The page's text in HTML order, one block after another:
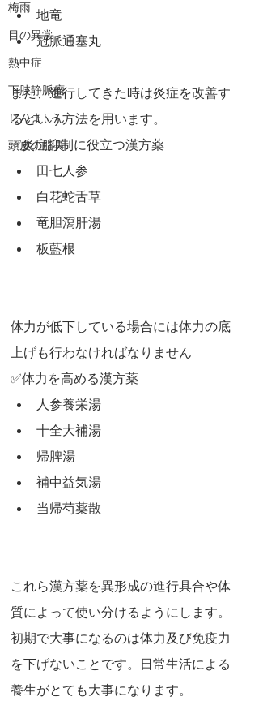
梅雨
目の異常
熱中症
下肢静脈瘤
じんましん
頭皮の脂臭
地竜
冠脈通塞丸
また、進行してきた時は炎症を改善す
るという方法を用います。
✅炎症抑制に役立つ漢方薬
田七人参
白花蛇舌草
竜胆瀉肝湯
板藍根
体力が低下している場合には体力の底
上げも行わなければなりません
✅体力を高める漢方薬
人参養栄湯
十全大補湯
帰脾湯
補中益気湯
当帰芍薬散
これら漢方薬を異形成の進行具合や体
質によって使い分けるようにします。
初期で大事になるのは体力及び免疫力
を下げないことです。日常生活による
養生がとても大事になります。